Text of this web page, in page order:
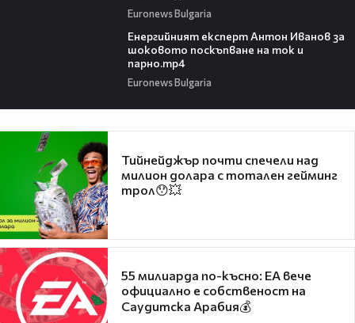
Euronews Bulgaria
Енергийният експерт Антон Иванов за
шоковото поскъпване на ток и
парно.mp4
Euronews Bulgaria
Тийнейджър почти спечели над
милион долара с тотален гейминг
трол😯💥
55 милиарда по-късно: EA вече
официално е собственост на
Саудитска Арабия💰